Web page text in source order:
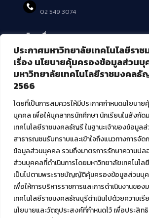
ประกาศมหาวิทยาลัยเทคโนโลยีรา
เรื่อง นโยบายคุ้มครองข้อมูลส่วนบุ
มหาวิทยาลัยเทคโนโลยีราชมงคล
2566
โดยที่เป็นการสมควรให้มีประกาศกำหนดนโยบา
บุคคล เพื่อให้บุคลากรนักศึกษา นักเรียนในสังกัด
เทคโนโลยีราชมงคลธัญรี ในฐานะเจ้าของข้อมูล
สาธารณชนรับทราบและเข้าใจถึงแนวทางการจั
ข้อมูลส่วนบุคคล รวมถึงมาตรการรักษาความป
ส่วนบุคคลที่ดำเนินการโดยมหาวิทยาลัยเทคโนโ
เป็นไปตามพระราชบัญญัติคุ้มครองข้อมูลส่วน
เพื่อให้การบริหารราชการและการดำเนินงานของ
เทคโนโลยีราชมงคลธัญบุรีดำเนินไปด้วยความเรี
นโยบายและวัตถุประสงค์ที่กำหนดไว้ เพื่อประสิท
02 549 3074
บริการอื่นๆ ของ สวส.
ศูนย์สื่อดิจิทัล
ศูนย์นวัตกรรมและความรู้
ศูนย์พัฒนาและบริการนวัตกรรมดิจิทัล
สมัยใหม่ (MoSeC)
งานบริการวิชาการให้กับหน่วยงานภายนอก
โครงการส่งเสริมและพัฒนาผู้ประกอบการ
กิจกรรมการเชื่อมโยงเครือข่ายผู้ให้บริการเ
เกษตร ภายใต้โครงการส่งเสริมการรแปรรูปสิน
กรมส่งเสริมอุตสาหกรรม
โครงการยกระดับเศรษฐกิจและสังคมรายตำบ
ตำบล 1 มหาวิทยาลัย)